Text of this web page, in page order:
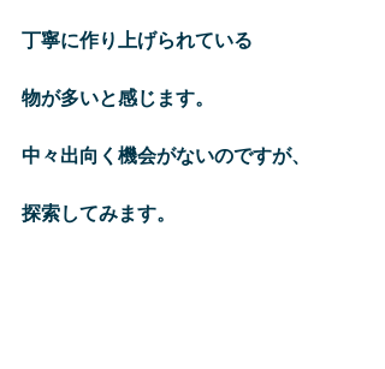
丁寧に作り上げられている
物が多いと感じます。
中々出向く機会がないのですが、
探索してみます。